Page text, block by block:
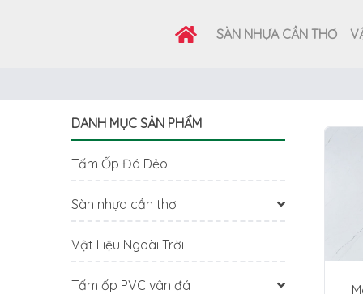
SÀN NHỰA CẦN THƠ
DANH MỤC SẢN PHẨM
Tấm Ốp Đá Dẻo
Sàn nhựa cần thơ
Vật Liệu Ngoài Trời
Tấm ốp PVC vân đá